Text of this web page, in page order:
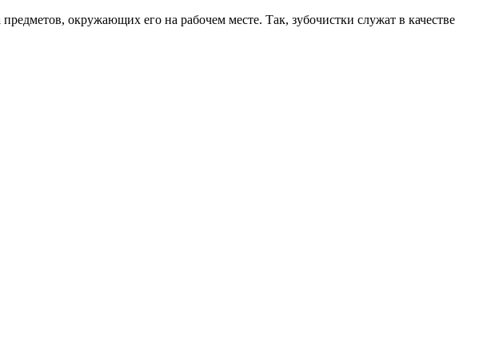
окружающих его на рабочем месте. Так, зубочистки служат в качестве